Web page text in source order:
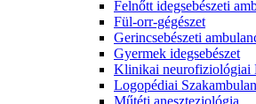
Felnőtt idegsebészeti
Fül-orr-gégészet
Gerincsebészeti
Gyermek idegsebészet
Klinikai neurofiziológiai
Logopédiai